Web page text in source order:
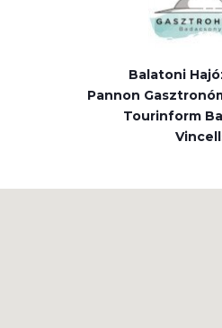
Balatoni
Pannon
Tourinform